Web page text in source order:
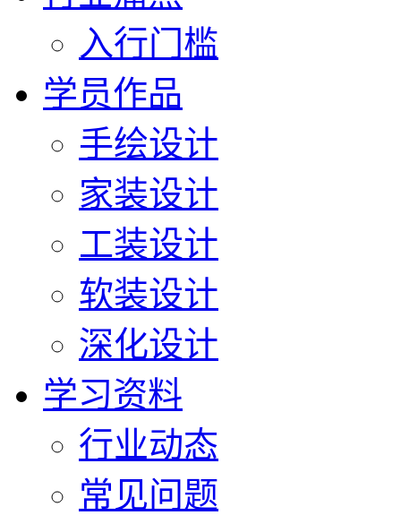
入行门槛
学员作品
手绘设计
家装设计
工装设计
软装设计
深化设计
学习资料
行业动态
常见问题